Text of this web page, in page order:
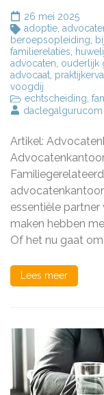
26 mei 2025
adoptie
beroepsopleiding
familierelaties
advocaten ouderlijk
advocaat
voogdij
echtscheiding
daclegalgurucom
Artikel:
essentiële
maken hebben
Of het nu gaat
Lees meer